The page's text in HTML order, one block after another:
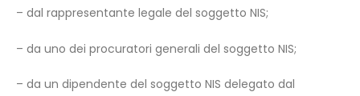
– dal rappresentante legale del soggetto NIS;
– da uno dei procuratori generali del soggetto NIS;
– da un dipendente del soggetto NIS delegato dal